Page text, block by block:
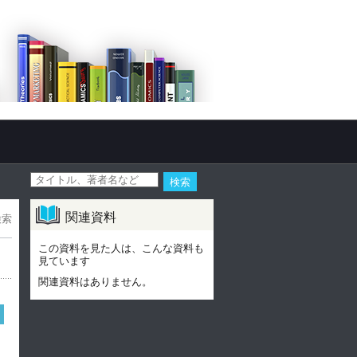
関連資料
この資料を見た人は、こんな資料も
見ています
関連資料はありません。